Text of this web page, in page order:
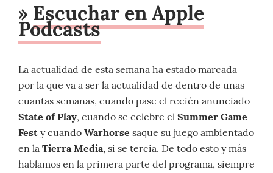
» Escuchar en Apple
Podcasts
La actualidad de esta semana ha estado marcada
por la que va a ser la actualidad de dentro de unas
cuantas semanas, cuando pase el recién anunciado
State of Play, cuando se celebre el Summer Game
Fest y cuando Warhorse saque su juego ambientado
en la Tierra Media, si se tercia. De todo esto y más
hablamos en la primera parte del programa, siempre